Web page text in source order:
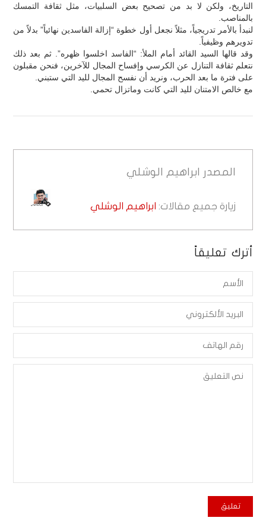
التاريخ، ولكن لا بد من تصحيح بعض السلبيات، مثل ثقافة التمسك
بالمناصب.
لنبدأ بالأمر تدريجياً، مثلاً نجعل أول خطوة “إزالة الفاسدين نهائياً” بدلاً من
تدويرهم وظيفياً.
وقد قالها السيد القائد أمام الملأ: “الفاسد اخلسوا ظهره”. ثم بعد ذلك
نتعلم ثقافة التنازل عن الكرسي وإفساح المجال للآخرين، فنحن مقبلون
على فترة ما بعد الحرب، ونريد أن نفسح المجال لليد التي ستبني.
مع خالص الامتنان لليد التي كانت وماتزال تحمي.
المصدر ابراهيم الوشلي
زيارة جميع مقالات: ابراهيم الوشلي
أترك تعليقاً